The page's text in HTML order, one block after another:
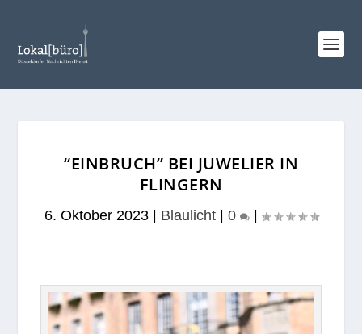
“EINBRUCH” BEI JUWELIER IN
FLINGERN
6. Oktober 2023| Blaulicht| 0 |